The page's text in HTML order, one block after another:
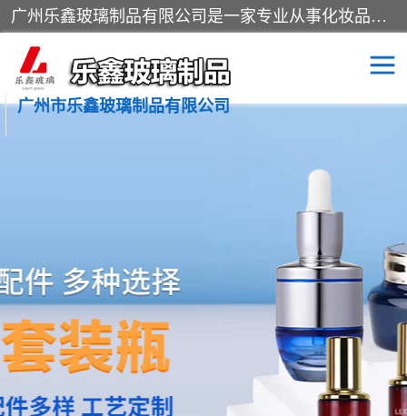
广州乐鑫玻璃制品有限公司是一家专业从事化妆品瓶子、化妆品玻璃瓶子、膏霜瓶、化妆品玻璃瓶等产品的集开发研制、生产、销售于一体的实业型玻璃制品生产企业。产品从设计、开模、试样、生产、蒙砂、抛光、喷涂、高低温单色及多色印刷，烫金（银）到交货实现一条龙服务。
广州市乐鑫玻璃制品有限公司
化妆品玻璃瓶
膏霜瓶
分装瓶 化妆品包材
拉管瓶